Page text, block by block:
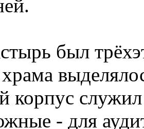
был
храма
корпус
- для